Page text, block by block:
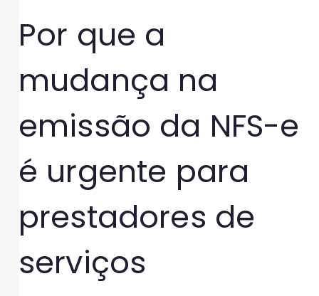
Por que a
mudança na
emissão da NFS-e
é urgente para
prestadores de
serviços